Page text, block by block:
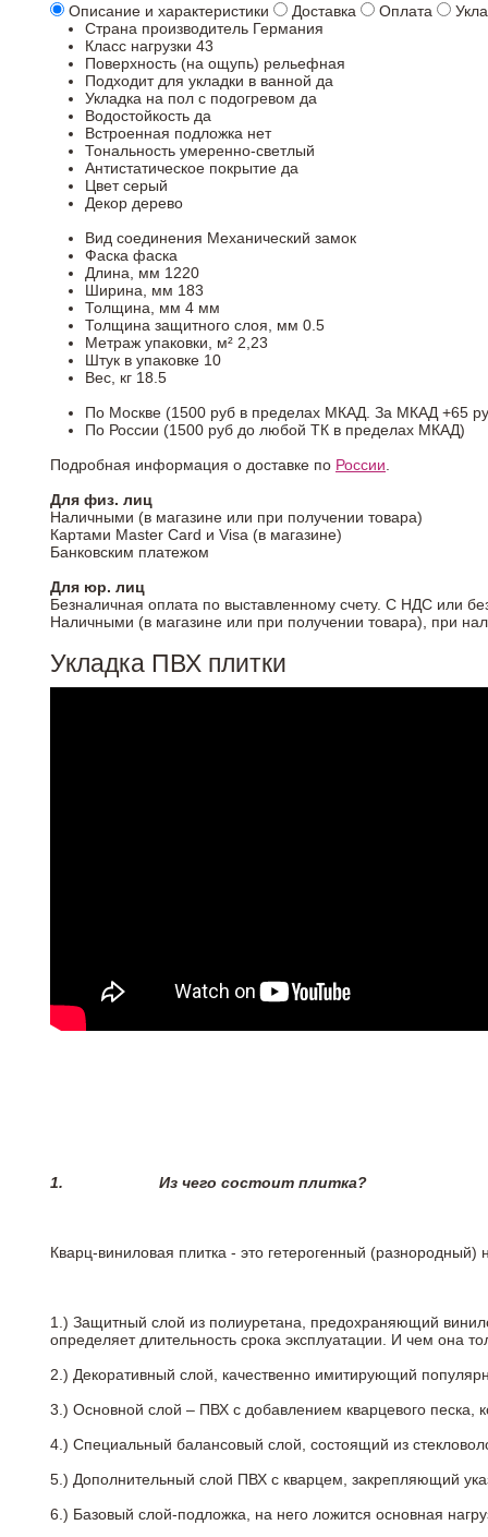
Описание и характеристики Доставка Оплата
Страна производитель Германия
Класс нагрузки 43
Поверхность (на ощупь) рельефная
Подходит для укладки в ванной да
Укладка на пол c подогревом да
Водостойкость да
Встроенная подложка нет
Тональность умеренно-светлый
Антистатическое покрытие да
Цвет серый
Декор дерево
Вид соединения Механический замок
Фаска фаска
Длина, мм 1220
Ширина, мм 183
Толщина, мм 4 мм
Толщина защитного слоя, мм 0.5
Метраж упаковки, м² 2,23
Штук в упаковке 10
Вес, кг 18.5
По Москве (1500 руб в пределах МКАД. За МКАД +65
По России (1500 руб до любой ТК в пределах МКАД)
Подробная информация о доставке по России
Для физ. лиц
Наличными (в магазине или при получении товара)
Картами Master Card и Visa (в магазине)
Банковским платежом
Для юр. лиц
Безналичная оплата по выставленному счету. С НДС или
Наличными (в магазине или при получении товара), при
Укладка ПВХ плитки
1. Из чего состоит плитка?
Кварц-виниловая плитка - это гетерогенный
1.) Защитный слой из полиуретана, предохраняющий
определяет длительность срока эксплуатации. И чем она
2.) Декоративный слой, качественно имитирующий
3.) Основной слой – ПВХ с добавлением кварцевого песка,
4.) Специальный балансовый слой, состоящий из
5.) Дополнительный слой ПВХ с кварцем, закрепляющий
6.) Базовый слой-подложка, на него ложится основная